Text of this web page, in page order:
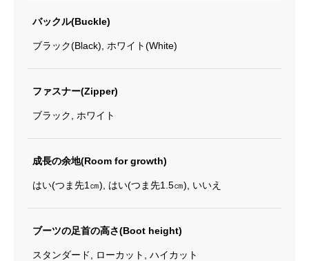
バックル(Buckle)
ブラック(Black), ホワイト(White)
ファスナー(Zipper)
ブラック, ホワイト
成長の余地(Room for growth)
はい(つま先1㎝), はい(つま先1.5㎝), いいえ
ブーツの足首の高さ(Boot height)
スタンダード, ローカット, ハイカット